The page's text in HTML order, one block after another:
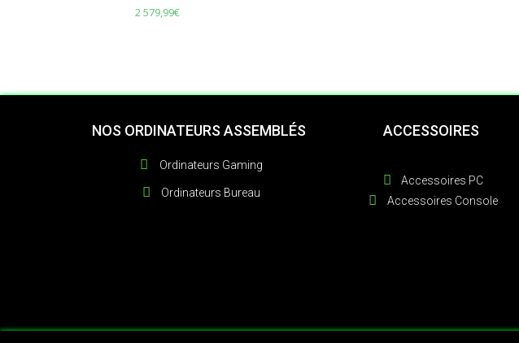
2 579,99€
NOS ORDINATEURS ASSEMBLÉS
Ordinateurs Gaming
Ordinateurs Bureau
ACCESSOIRES
Accessoires PC
Accessoires Console